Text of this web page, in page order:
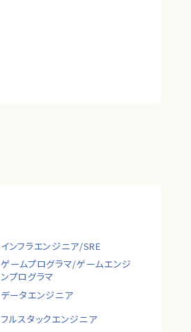
インフラエンジニア/SRE
ゲームプログラマ/ゲームエンジ
ンプログラマ
データエンジニア
フルスタックエンジニア